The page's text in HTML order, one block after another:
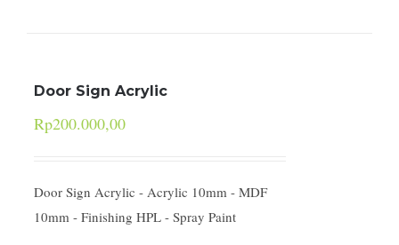
Door Sign Acrylic
Rp200.000,00
Door Sign Acrylic - Acrylic 10mm - MDF
10mm - Finishing HPL - Spray Paint